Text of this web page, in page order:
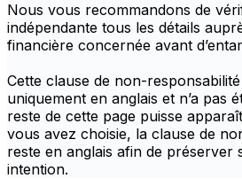
Nous vous recommandons de
indépendante tous les détails
financière concernée avant
Cette clause de non-
uniquement en anglais et n’a pas
reste de cette page puisse
vous avez choisie, la clause de
reste en anglais afin de préserver
intention.